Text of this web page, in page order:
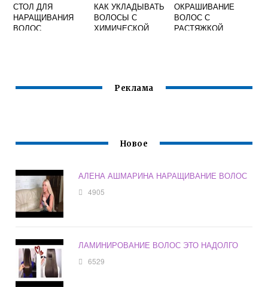
СТОЛ ДЛЯ
НАРАЩИВАНИЯ
ВОЛОС
КАК УКЛАДЫВАТЬ
ВОЛОСЫ С
ХИМИЧЕСКОЙ
ОКРАШИВАНИЕ
ВОЛОС С
РАСТЯЖКОЙ
Реклама
Новое
АЛЕНА АШМАРИНА НАРАЩИВАНИЕ ВОЛОС
4905
ЛАМИНИРОВАНИЕ ВОЛОС ЭТО НАДОЛГО
6529